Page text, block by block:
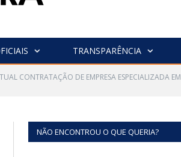
TRANSPARÊNCIA
CONTRATAÇÃO DE EMPRESA ESPECIALIZADA EM
NÃO ENCONTROU O QUE QUERIA?